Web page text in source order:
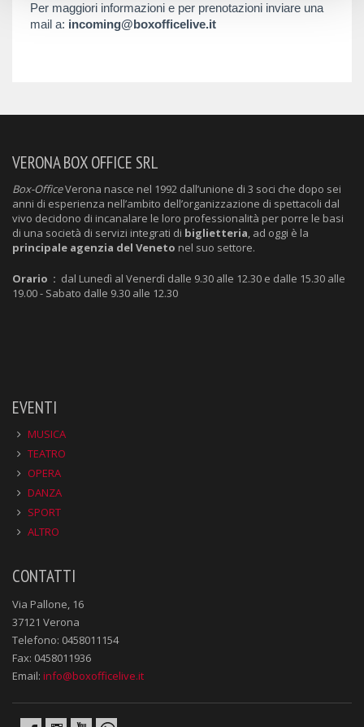
Per maggiori informazioni e per prenotazioni inviare una
mail a: incoming@boxofficelive.it
VERONA BOX OFFICE SRL
Box-OfficeVerona nasce nel 1992 dall’unione di 3 soci che dopo sei
anni di esperienza nell’ambito dell’organizzazione di spettacoli dal
vivo decidono di incanalare le loro professionalità per porre le basi
di una società di servizi integrati di biglietteria, ad oggi è la
principale agenzia del Veneto nel suo settore.
Orario : dal Lunedì al Venerdì dalle 9.30 alle 12.30 e dalle 15.30 alle
19.00 - Sabato dalle 9.30 alle 12.30
EVENTI
MUSICA
TEATRO
OPERA
DANZA
SPORT
ALTRO
CONTATTI
Via Pallone, 16
37121 Verona
Telefono: 0458011154
Fax: 0458011936
Email: info@boxofficelive.it